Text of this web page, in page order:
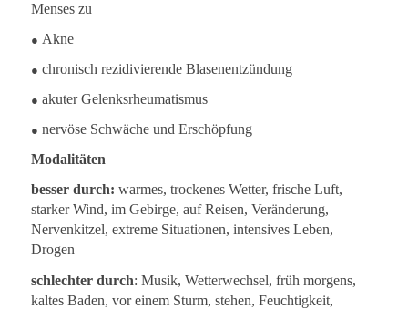
Menses zu
● Akne
● chronisch rezidivierende Blasenentzündung
● akuter Gelenksrheumatismus
● nervöse Schwäche und Erschöpfung
Modalitäten
besser durch: warmes, trockenes Wetter, frische Luft,
starker Wind, im Gebirge, auf Reisen, Veränderung,
Nervenkitzel, extreme Situationen, intensives Leben,
Drogen
schlechter durch: Musik, Wetterwechsel, früh morgens,
kaltes Baden, vor einem Sturm, stehen, Feuchtigkeit,